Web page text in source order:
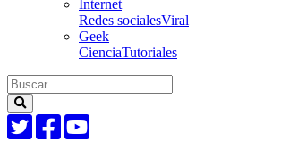
Internet
Redes socialesViral
Geek
CienciaTutoriales